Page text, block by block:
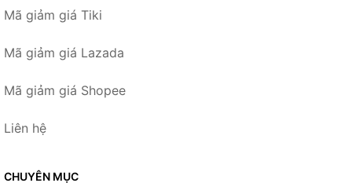
Mã giảm giá Tiki
Mã giảm giá Lazada
Mã giảm giá Shopee
Liên hệ
CHUYÊN MỤC